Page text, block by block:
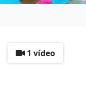
1 vídeo